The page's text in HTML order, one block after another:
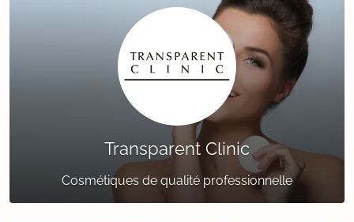
Transparent Clinic
Cosmétiques de qualité professionnelle